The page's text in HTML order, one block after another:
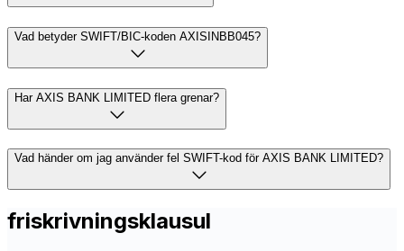
Vad betyder SWIFT/BIC-koden AXISINBB045?
Har AXIS BANK LIMITED flera grenar?
Vad händer om jag använder fel SWIFT-kod för AXIS BANK LIMITED?
friskrivningsklausul